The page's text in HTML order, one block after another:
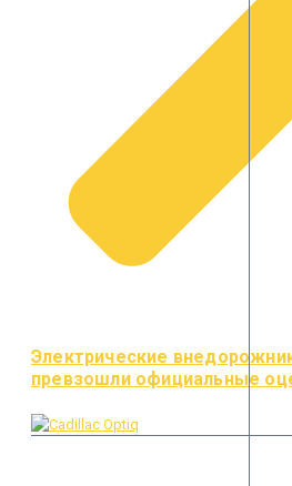
Электрические
превзошли официальные